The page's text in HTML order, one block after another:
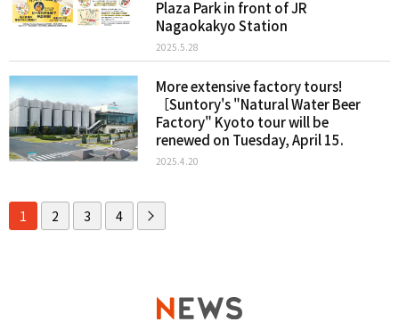
Plaza Park in front of JR
Nagaokakyo Station
2025.5.28
More extensive factory tours!
［Suntory's "Natural Water Beer
Factory" Kyoto tour will be
renewed on Tuesday, April 15.
2025.4.20
1 2 3 4